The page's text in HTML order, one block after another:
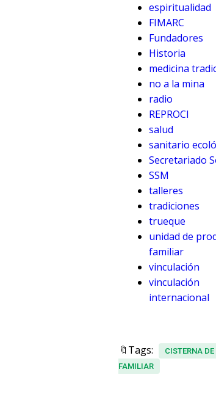
espiritualidad
FIMARC
Fundadores
Historia
medicina
no a la mina
radio
REPROCI
salud
sanitario
Secretariado
SSM
talleres
tradiciones
trueque
unidad de
familiar
vinculación
vinculación
internacional
🔖Tags: CISTERNA
FAMILIAR